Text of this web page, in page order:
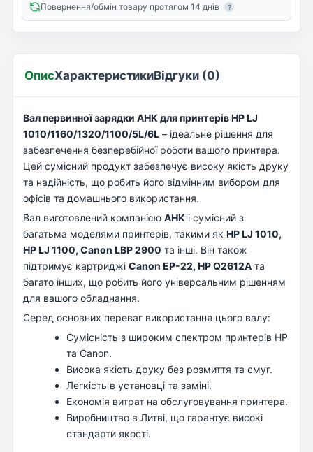
Повернення/обмін товару протягом 14 днів
?
ОписХарактеристикиВідгуки (0)
Вал первинної зарядки AHK для принтерів HP LJ
1010/1160/1320/1100/5L/6L – ідеальне рішення для
забезпечення безперебійної роботи вашого принтера.
Цей сумісний продукт забезпечує високу якість друку
та надійність, що робить його відмінним вибором для
офісів та домашнього використання.
Вал виготовлений компанією AHK і сумісний з
багатьма моделями принтерів, такими як HP LJ 1010,
HP LJ 1100, Canon LBP 2900 та інші. Він також
підтримує картриджі Canon EP-22, HP Q2612A та
багато інших, що робить його універсальним рішенням
для вашого обладнання.
Серед основних переваг використання цього валу:
Сумісність з широким спектром принтерів HP
та Canon.
Висока якість друку без розмиття та смуг.
Легкість в установці та заміні.
Економія витрат на обслуговування принтера.
Виробництво в Литві, що гарантує високі
стандарти якості.